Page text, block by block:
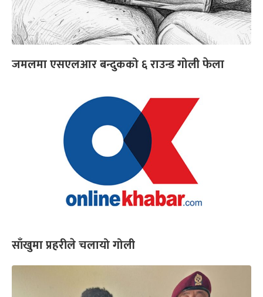
जमलमा एसएलआर बन्दुकको ६ राउन्ड गोली फेला
साँखुमा प्रहरीले चलायो गोली